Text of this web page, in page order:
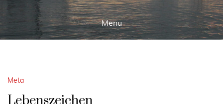
Menu
Meta